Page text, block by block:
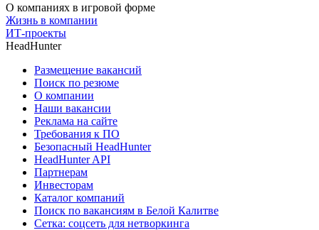
О компаниях в игровой форме
Жизнь в компании
ИТ-проекты
HeadHunter
Размещение вакансий
Поиск по резюме
О компании
Наши вакансии
Реклама на сайте
Требования к ПО
Безопасный HeadHunter
HeadHunter API
Партнерам
Инвесторам
Каталог компаний
Поиск по вакансиям в Белой Калитве
Сетка: соцсеть для нетворкинга